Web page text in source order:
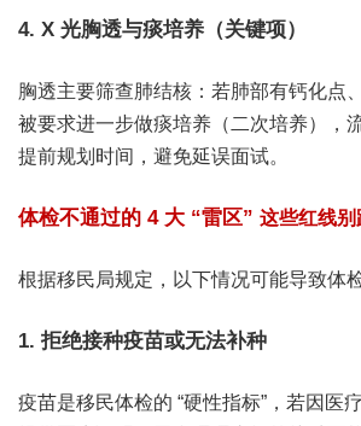
4. X 光胸透与痰培养（关键项）
胸透主要筛查肺结核：若肺部有钙化点
被要求进一步做痰培养（二次培养），
提前规划时间，避免延误面试。
体检不通过的 4 大 “雷区” 这些红线别
根据移民局规定，以下情况可能导致体
1. 拒绝接种疫苗或无法补种
疫苗是移民体检的 “硬性指标”，若因医